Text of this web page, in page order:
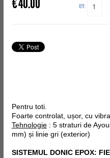
QTY:
Pentru toti.
Foarte controlat, ușor, cu
Tehnologie: 5 straturi de
mm) și linie gri (exterior)
SISTEMUL DONIC EPOX: